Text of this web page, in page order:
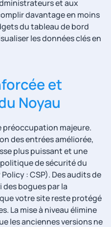
et aux
davantage en moins
du tableau de bord
les données clés en
et
Noyau
préoccupation majeure.
des entrées améliorée,
plus puissant et une
de sécurité du
: CSP). Des audits de
bogues par la
votre site reste protégé
La mise à niveau élimine
les anciennes versions ne